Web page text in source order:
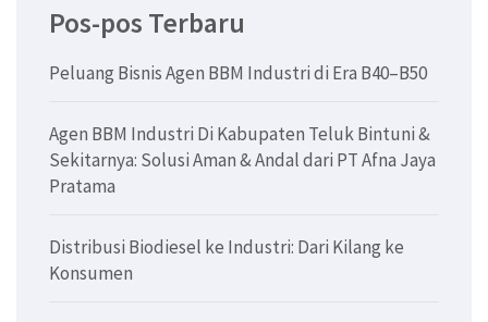
Pos-pos Terbaru
Peluang Bisnis Agen BBM Industri di Era B40–B50
Agen BBM Industri Di Kabupaten Teluk Bintuni &
Sekitarnya: Solusi Aman & Andal dari PT Afna Jaya
Pratama
Distribusi Biodiesel ke Industri: Dari Kilang ke
Konsumen